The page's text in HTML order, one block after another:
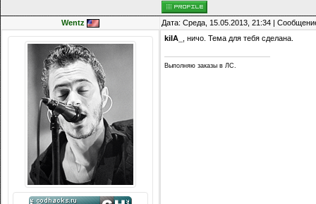
Wentz Дата: Среда, 15.05.2013, 21:34 |
kiIA_ , ничо. Тема для тебя сделана.
Выполняю заказы в ЛС.